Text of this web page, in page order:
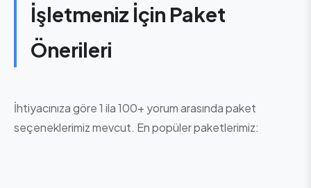
İşletmeniz İçin Paket
Önerileri
İhtiyacınıza göre 1 ila 100+ yorum arasında paket
seçeneklerimiz mevcut. En popüler paketlerimiz: